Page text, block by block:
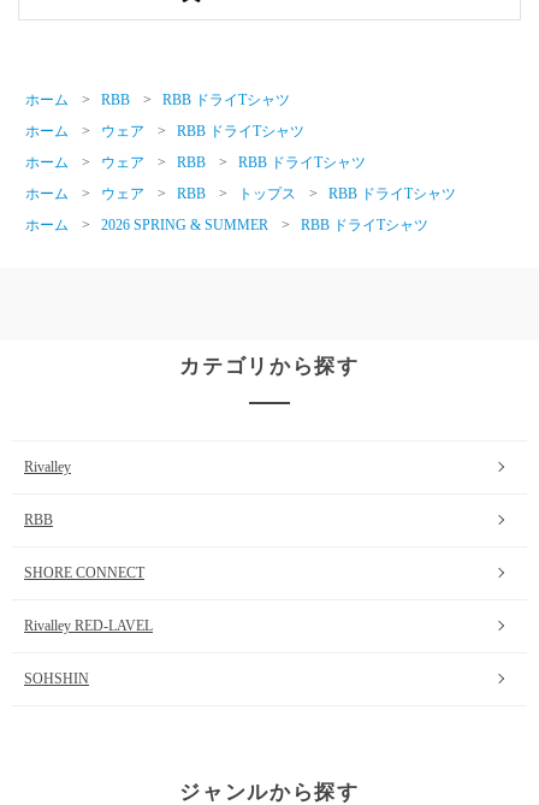
ホーム > RBB >
RBB ドライTシャツ
ホーム
> ウェア >
RBB ドライTシャツ
ホーム
> ウェア > RBB >
RBB ドライTシャツ
ホーム
> ウェア > RBB > トップス >
RBB ドライTシャツ
ホーム
> 2026 SPRING & SUMMER > RBB ドライTシャツ
カテゴリから探す
Rivalley
RBB
SHORE CONNECT
Rivalley RED-LAVEL
SOHSHIN
ジャンルから探す